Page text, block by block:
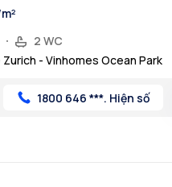
2 WC
Zurich - Vinhomes Ocean Park
1800 646 ***. Hiện số